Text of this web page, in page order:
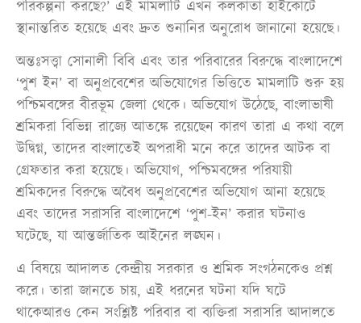
পরিকল্পনা করছে?’ এই মামলাটি এখন কলকাতা হাইকোর্টে
স্থানান্তরিত হয়েছে এবং দ্রুত শুনানির অনুরোধ জানানো হয়েছে।
অন্তঃসত্ত্বা সোনালী বিবি এবং তার পরিবারের বিরুদ্ধে বাংলাদেশে
‘পুশ ইন’ বা অনুপ্রবেশের অভিযোগের ভিত্তিতে মামলাটি শুরু হয়
পশ্চিমবঙ্গের বীরভূম জেলা থেকে। অভিযোগ উঠেছে, বাংলাভাষী
শ্রমিকরা বিভিন্ন রাজ্যে আতঙ্কে রয়েছেন কারণ তারা এ কথা বলে
উদ্বিগ্ন, তাদের বাংলাতেই অপরাধী মনে করে তাদের আটক বা
গ্রেফতার করা হয়েছে। অভিযোগ, পশ্চিমবঙ্গের পরিযায়ী
শ্রমিকদের বিরুদ্ধে অবৈধ অনুপ্রবেশের অভিযোগ আনা হয়েছে
এবং তাদের সরাসরি বাংলাদেশে ‘পুশ-ইন’ করার ঘটনাও
ঘটেছে, যা আন্তর্জাতিক আইনের লঙ্ঘন।
এ বিষয়ে আদালত কেন্দ্রীয় সরকার ও শ্রমিক সংগঠনকেও প্রশ্ন
করে। তারা জানতে চায়, এই ধরনের ঘটনা যদি ঘটে
থাকেআরও কেন সংশ্লিষ্ট পরিবার বা ব্যক্তিরা সরাসরি আদালতে